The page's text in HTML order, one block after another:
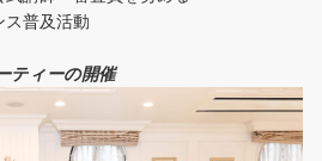
普及活動
ティーの開催